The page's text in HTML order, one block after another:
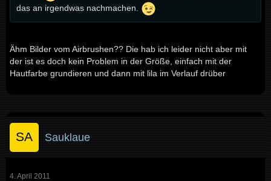
das an irgendwas nachmachen.
Ähm Bilder vom Airbrushen?? Die hab ich leider nicht aber mit
der ist es doch kein Problem in der Größe, einfach mit der
Hautfarbe grundieren und dann mit lila im Verlauf drüber
Sauklaue
4. April 2011